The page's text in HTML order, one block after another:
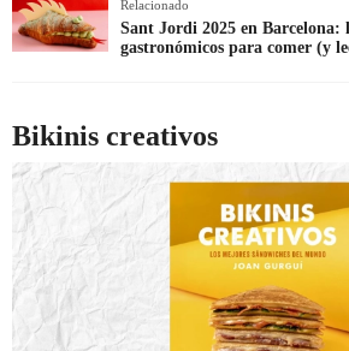
Relacionado
Sant Jordi 2025 en Barcelona:
gastronómicos para comer (y
Bikinis creativos